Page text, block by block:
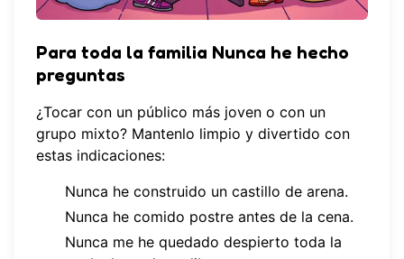
Para toda la familia Nunca he hecho
preguntas
¿Tocar con un público más joven o con un
grupo mixto? Mantenlo limpio y divertido con
estas indicaciones:
Nunca he construido un castillo de arena.
Nunca he comido postre antes de la cena.
Nunca me he quedado despierto toda la